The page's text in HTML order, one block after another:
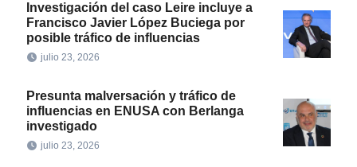
Investigación del caso Leire incluye a
Francisco Javier López Buciega por
posible tráfico de influencias
julio 23, 2026
Presunta malversación y tráfico de
influencias en ENUSA con Berlanga
investigado
julio 23, 2026